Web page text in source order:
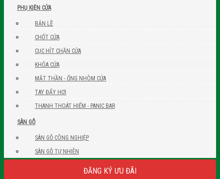
PHỤ KIỆN CỬA
BẢN LỀ
CHỐT CỬA
CỤC HÍT CHẶN CỬA
KHÓA CỬA
MẮT THẦN - ỐNG NHÒM CỬA
TAY ĐẨY HƠI
THANH THOÁT HIỂM - PANIC BAR
SÀN GỖ
SÀN GỖ CÔNG NGHIỆP
SÀN GỖ TỰ NHIÊN
ĐĂNG KÝ ƯU ĐÃI